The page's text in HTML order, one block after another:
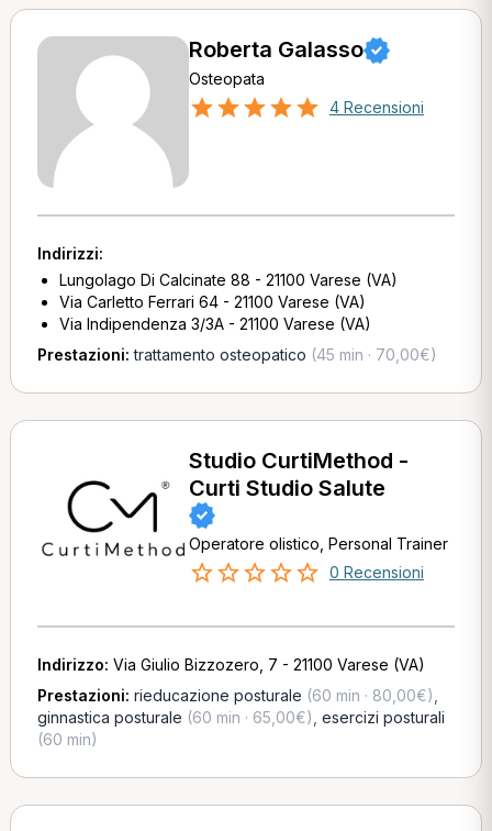
Roberta Galasso
Osteopata
4 Recensioni
Indirizzi:
Lungolago Di Calcinate 88 - 21100 Varese (VA)
Via Carletto Ferrari 64 - 21100 Varese (VA)
Via Indipendenza 3/3A - 21100 Varese (VA)
Prestazioni:trattamento osteopatico (45 min · 70,00€)
Studio CurtiMethod -
Curti Studio Salute
Operatore olistico, Personal Trainer
0 Recensioni
Indirizzo: Via Giulio Bizzozero, 7 - 21100 Varese (VA)
Prestazioni: rieducazione posturale (60 min · 80,00€)
ginnastica posturale (60 min · 65,00€) esercizi posturali
(60 min)